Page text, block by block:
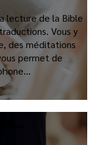
lecture de la Bible
Vous y
des méditations
permet de